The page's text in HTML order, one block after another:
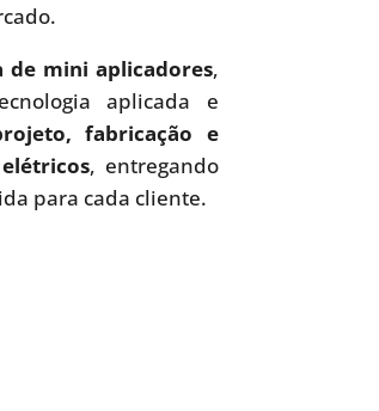
de mini aplicadores,
aplicada e
fabricação e
, entregando
para cada cliente.